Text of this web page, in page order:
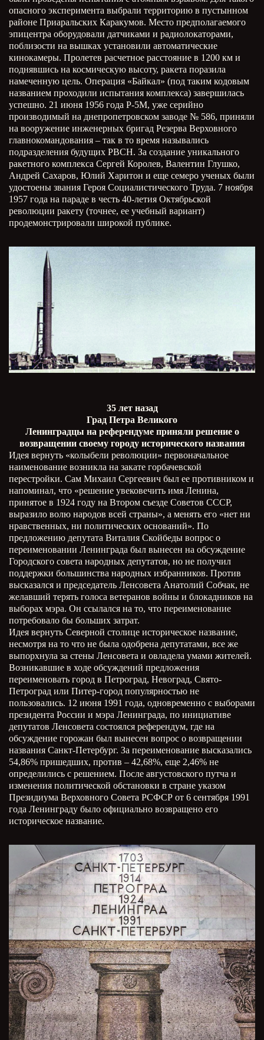
опасного эксперимента выбрали территорию в пустынном
районе Приаральских Каракумов. Место предполагаемого
эпицентра оборудовали датчиками и радиолокаторами,
поблизости на вышках установили автоматические
кинокамеры. Пролетев расчетное расстояние в 1200 км и
поднявшись на космическую высоту, ракета поразила
намеченную цель. Операция «Байкал» (под таким кодовым
названием проходили испытания комплекса) завершилась
успешно. 21 июня 1956 года Р-5М, уже серийно
производимый на днепропетровском заводе № 586, приняли
на вооружение инженерных бригад Резерва Верховного
главнокомандования – так в то время назывались
подразделения будущих РВСН. За создание уникального
ракетного комплекса Сергей Королев, Валентин Глушко,
Андрей Сахаров, Юлий Харитон и еще семеро ученых были
удостоены звания Героя Социалистического Труда. 7 ноября
1957 года на параде в честь 40-летия Октябрьской
революции ракету (точнее, ее учебный вариант)
продемонстрировали широкой публике.
35 лет назад
Град Петра Великого
Ленинградцы на референдуме приняли решение о
возвращении своему городу исторического названия
Идея вернуть «колыбели революции» первоначальное
наименование возникла на закате горбачевской
перестройки. Сам Михаил Сергеевич был ее противником и
напоминал, что «решение увековечить имя Ленина,
принятое в 1924 году на Втором съезде Советов СССР,
выразило волю народов всей страны», а менять его «нет ни
нравственных, ни политических оснований». По
предложению депутата Виталия Скойбеды вопрос о
переименовании Ленинграда был вынесен на обсуждение
Городского совета народных депутатов, но не получил
поддержки большинства народных избранников. Против
высказался и председатель Ленсовета Анатолий Собчак, не
желавший терять голоса ветеранов войны и блокадников на
выборах мэра. Он ссылался на то, что переименование
потребовало бы больших затрат.
Идея вернуть Северной столице историческое название,
несмотря на то что не была одобрена депутатами, все же
выпорхнула за стены Ленсовета и овладела умами жителей.
Возникавшие в ходе обсуждений предложения
переименовать город в Петроград, Невоград, Свято-
Петроград или Питер-город популярностью не
пользовались. 12 июня 1991 года, одновременно с выборами
президента России и мэра Ленинграда, по инициативе
депутатов Ленсовета состоялся референдум, где на
обсуждение горожан был вынесен вопрос о возвращении
названия Санкт-Петербург. За переименование высказались
54,86% пришедших, против – 42,68%, еще 2,46% не
определились с решением. После августовского путча и
изменения политической обстановки в стране указом
Президиума Верховного Совета РСФСР от 6 сентября 1991
года Ленинграду было официально возвращено его
историческое название.